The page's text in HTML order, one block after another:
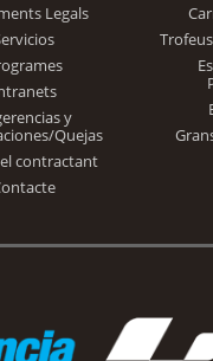
Legals
y
Quejas
contractant